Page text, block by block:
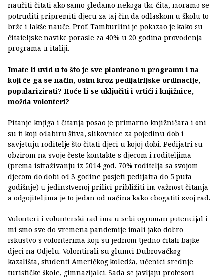
naučiti čitati ako samo gledamo nekoga tko čita, moramo se
potruditi pripremiti djecu za taj čin da odlaskom u školu to
brže i lakše nauče. Prof. Tamburlini je pokazao je kako su
čitateljske navike porasle za 40% u 20 godina provođenja
programa u italiji.
Imate li uvid u to što je sve planirano u programu i na
koji će ga se način, osim kroz pedijatrijske ordinacije,
popularizirati? Hoće li se uključiti i vrtići i knjižnice,
možda volonteri?
Pitanje knjiga i čitanja posao je primarno knjižničara i oni
su ti koji odabiru štiva, slikovnice za pojedinu dob i
savjetuju roditelje što čitati djeci u kojoj dobi. Pedijatri su
obzirom na svoje česte kontakte s djecom i roditeljima
(prema istraživanju iz 2014 god. 70% roditelja sa svojom
djecom do dobi od 3 godine posjeti pedijatra do 5 puta
godišnje) u jedinstvenoj prilici približiti im važnost čitanja
a odgojiteljima je to jedan od načina kako obogatiti svoj rad.
Volonteri i volonterski rad ima u sebi ogroman potencijal i
mi smo sve do vremena pandemije imali jako dobro
iskustvo s volonterima koji su jednom tjedno čitali bajke
djeci na Odjelu. Volontirali su glumci Dubrovačkog
kazališta, studenti Američkog koledža, učenici srednje
turističke škole, gimnazijalci. Sada se javljaju profesori